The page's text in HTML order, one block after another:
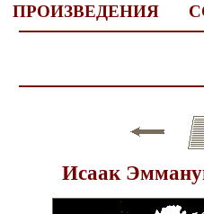
ПРОИЗВЕДЕНИЯ
Исаак